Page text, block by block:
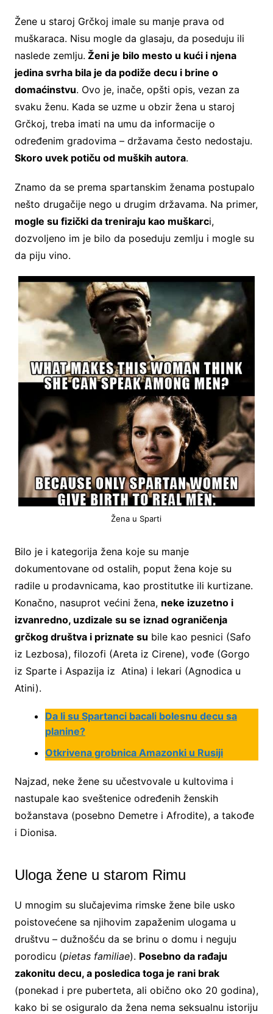
Žene u staroj Grčkoj imale su manje prava od
muškaraca. Nisu mogle da glasaju, da poseduju ili
naslede zemlju. Ženi je bilo mesto u kući i njena
jedina svrha bila je da podiže decu i brine o
domaćinstvu. Ovo je, inače, opšti opis, vezan za
svaku ženu. Kada se uzme u obzir žena u staroj
Grčkoj, treba imati na umu da informacije o
određenim gradovima – državama često nedostaju.
Skoro uvek potiču od muških autora.
Znamo da se prema spartanskim ženama postupalo
nešto drugačije nego u drugim državama. Na primer,
mogle su fizički da treniraju kao muškarci,
dozvoljeno im je bilo da poseduju zemlju i mogle su
da piju vino.
Žena u Sparti
Bilo je i kategorija žena koje su manje
dokumentovane od ostalih, poput žena koje su
radile u prodavnicama, kao prostitutke ili kurtizane.
Konačno, nasuprot većini žena, neke izuzetno i
izvanredno, uzdizale su se iznad ograničenja
grčkog društva i priznate su bile kao pesnici (Safo
iz Lezbosa), filozofi (Areta iz Cirene), vođe (Gorgo
iz Sparte i Aspazija iz Atina) i lekari (Agnodica u
Atini).
Da li su Spartanci bacali bolesnu decu sa
planine?
Otkrivena grobnica Amazonki u Rusiji
Najzad, neke žene su učestvovale u kultovima i
nastupale kao sveštenice određenih ženskih
božanstava (posebno Demetre i Afrodite), a takođe
i Dionisa.
Uloga žene u starom Rimu
U mnogim su slučajevima rimske žene bile usko
poistovećene sa njihovim zapaženim ulogama u
društvu – dužnošću da se brinu o domu i neguju
porodicu (pietas familiae). Posebno da rađaju
zakonitu decu, a posledica toga je rani brak
(ponekad i pre puberteta, ali obično oko 20 godina),
kako bi se osiguralo da žena nema seksualnu istoriju